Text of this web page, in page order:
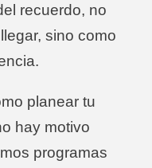
recuerdo, no
sino como
planear tu
hay motivo
programas